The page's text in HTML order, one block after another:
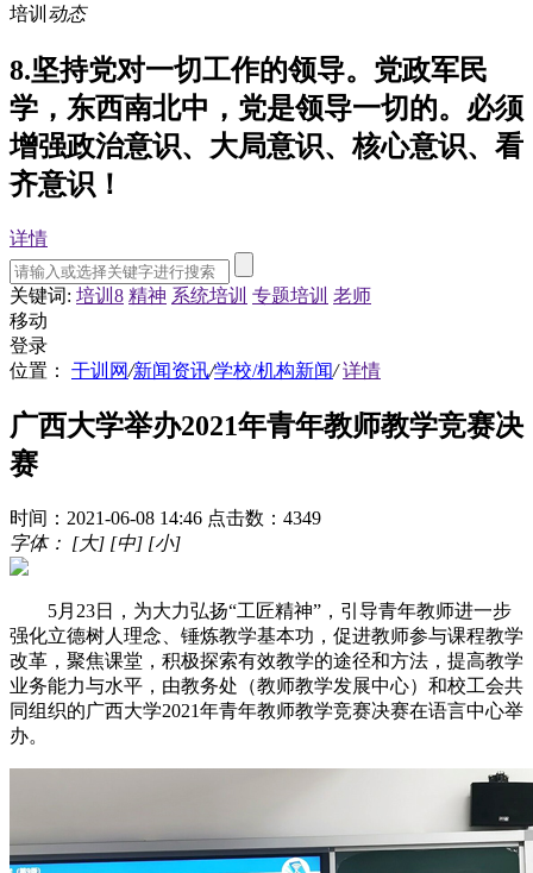
培训 动态
8.坚持党对一切工作的领导。党政军民
学，东西南北中，党是领导一切的。必须
增强政治意识、大局意识、核心意识、看
齐意识！
详情
关键词: 培训8 精神 系统培训 专题培训 老师
移动
登录
位置：
干训网/新闻资讯/学校/机构新闻/ 详情
广西大学举办2021年青年教师教学竞赛决
赛
时间：2021-06-08 14:46 点击数：4349
字体： [大] [中] [小]
5月23日，为大力弘扬“工匠精神”，引导青年教师进一步
强化立德树人理念、锤炼教学基本功，促进教师参与课程教学
改革，聚焦课堂，积极探索有效教学的途径和方法，提高教学
业务能力与水平，由教务处（教师教学发展中心）和校工会共
同组织的广西大学2021年青年教师教学竞赛决赛在语言中心举
办。